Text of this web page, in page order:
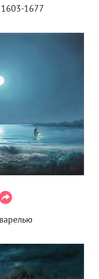
1677